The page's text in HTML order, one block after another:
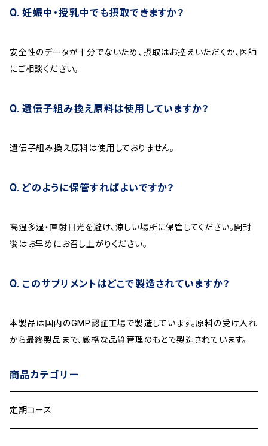
妊娠中・授乳中でも摂取できますか？
安全性のデータが十分でないため、摂取はお控えいただくか、医師
にご相談ください。
遺伝子組み換え原料は使用していますか？
遺伝子組み換え原料は使用しておりません。
どのように保管すればよいですか？
高温多湿・直射日光を避け、涼しい場所に保管してください。開封
後はお早めにお召し上がりください。
このサプリメントはどこで製造されていますか？
本製品は国内のGMP認証工場で製造しています。原料の受け入れ
から最終製品まで、厳格な品質管理のもとで製造されています。
商品カテゴリー
定期コース